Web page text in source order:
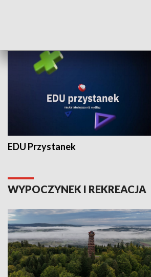
EDU Przystanek
WYPOCZYNEK I REKREACJA